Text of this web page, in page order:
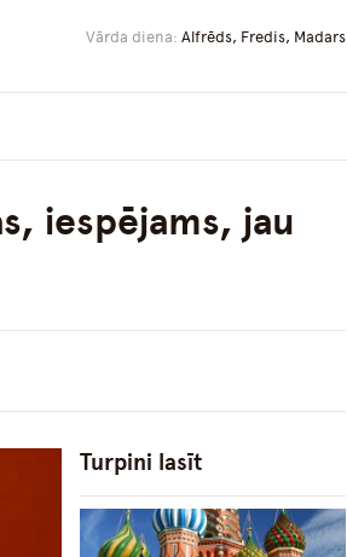
Vārda diena: Alfrēds, Fredis, Madars
iespējams, jau
Turpini lasīt